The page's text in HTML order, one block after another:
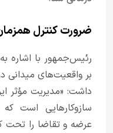
ضرورت کنترل
رئیس‌جمهور با اشاره
بر واقعیت‌های میدانی
داشت: «مدیریت مؤثر
سازوکارهایی است
عرضه و تقاضا را تحت